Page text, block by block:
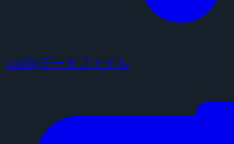
configデータファイル